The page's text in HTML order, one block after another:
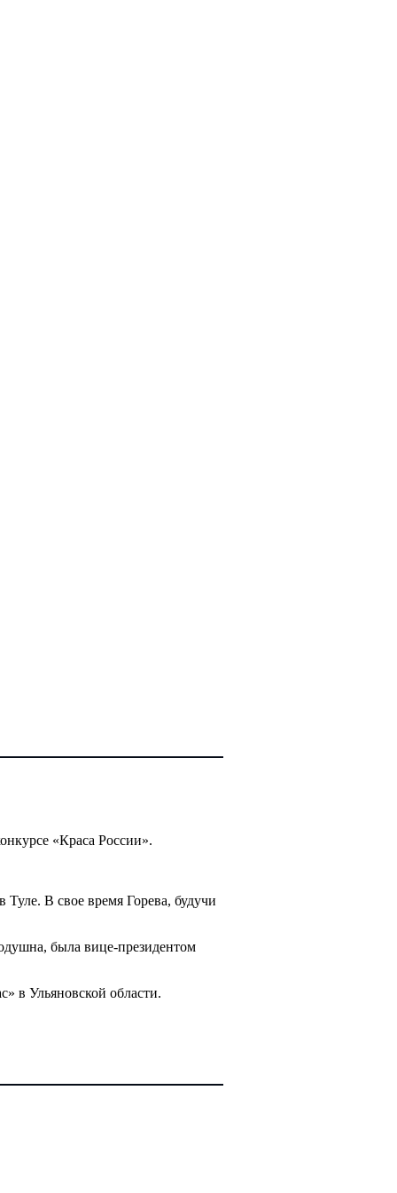
«Краса России».
В свое время Горева, будучи
была вице-президентом
в Ульяновской области.